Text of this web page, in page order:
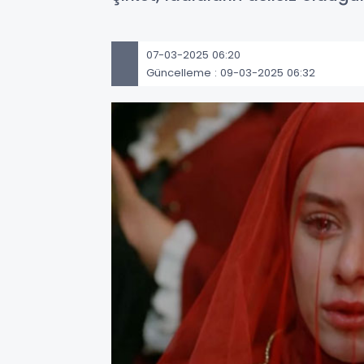
07-03-2025 06:20
Güncelleme : 09-03-2025 06:32